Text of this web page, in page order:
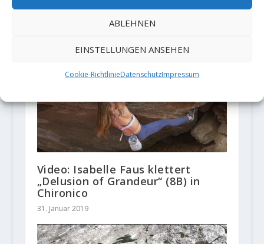
ABLEHNEN
EINSTELLUNGEN ANSEHEN
Cookie-RichtlinieDatenschutzImpressum
Video: Isabelle Faus klettert
„Delusion of Grandeur“ (8B) in
Chironico
31. Januar 2019